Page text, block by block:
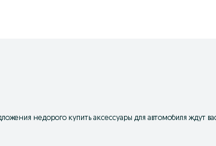
недорого купить аксессуары для автомобиля ждут